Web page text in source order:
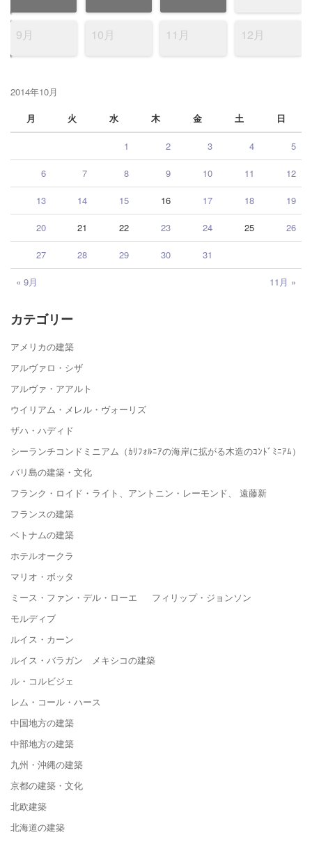
9月 10月 11月 12月
2014年10月
月
火 水 木 金 土 日
« 9月 11月 »
1 2 3 4 5
6 7 8 9 10 11 12
13 14 15 16 17 18 19
20 21 22 23 24 25 26
27 28 29 30 31
カテゴリー
アメリカの建築
アルヴァロ・シザ
アルヴァ・アアルト
ウイリアム・メレル・ヴォーリズ
ザハ・ハディド
シーランチコンドミニアム（ｶﾘﾌｫﾙﾆｱの海岸に拡がる木造のｺﾝﾄﾞﾐﾆｱﾑ）
バリ島の建築・文化
フランク・ロイド・ライト、アントニン・レーモンド、 遠藤新
フランスの建築
ベトナムの建築
ホテルオークラ
マリオ・ボッタ
ミース・ファン・デル・ローエ フィリップ・ジョンソン
モルディブ
ルイス・カーン
ルイス・バラガン メキシコの建築
ル・コルビジェ
レム・コール・ハース
中国地方の建築
中部地方の建築
九州・沖縄の建築
京都の建築・文化
北欧建築
北海道の建築